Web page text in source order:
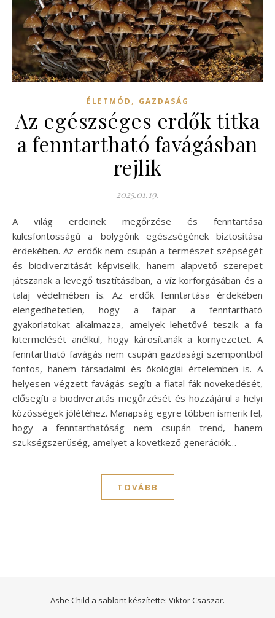
ÉLETMÓD , GAZDASÁG
Az egészséges erdők titka
a fenntartható favágásban
rejlik
2025.01.19.
A világ erdeinek megőrzése és fenntartása
kulcsfontosságú a bolygónk egészségének biztosítása
érdekében. Az erdők nem csupán a természet szépségét
és biodiverzitását képviselik, hanem alapvető szerepet
játszanak a levegő tisztításában, a víz körforgásában és a
talaj védelmében is. Az erdők fenntartása érdekében
elengedhetetlen, hogy a faipar a fenntartható
gyakorlatokat alkalmazza, amelyek lehetővé teszik a fa
kitermelését anélkül, hogy károsítanák a környezetet. A
fenntartható favágás nem csupán gazdasági szempontból
fontos, hanem társadalmi és ökológiai értelemben is. A
helyesen végzett favágás segíti a fiatal fák növekedését,
elősegíti a biodiverzitás megőrzését és hozzájárul a helyi
közösségek jólétéhez. Manapság egyre többen ismerik fel,
hogy a fenntarthatóság nem csupán trend, hanem
szükségszerűség, amelyet a következő generációk…
TOVÁBB
Ashe Child a sablont készítette: Viktor Csaszar.